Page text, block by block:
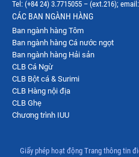
Thị trường Nhật Bản
Thị trường Thái Lan
Thị trường Trung Quốc
Thị trường Philippines
Thị trường Tây Ban Nha
Thị trường thủy sản khác
Tel: (+84 24) 3.7715055 – (ext.216);
CÁC BAN NGÀNH HÀNG
Ban ngành hàng Tôm
Ban ngành hàng Cá nước ngọt
Ban ngành hàng Hải sản
CLB Cá Ngừ
CLB Bột cá & Surimi
CLB Hàng nội địa
CLB Ghẹ
Chương trình IUU
Giấy phép hoạt động Trang thông tin